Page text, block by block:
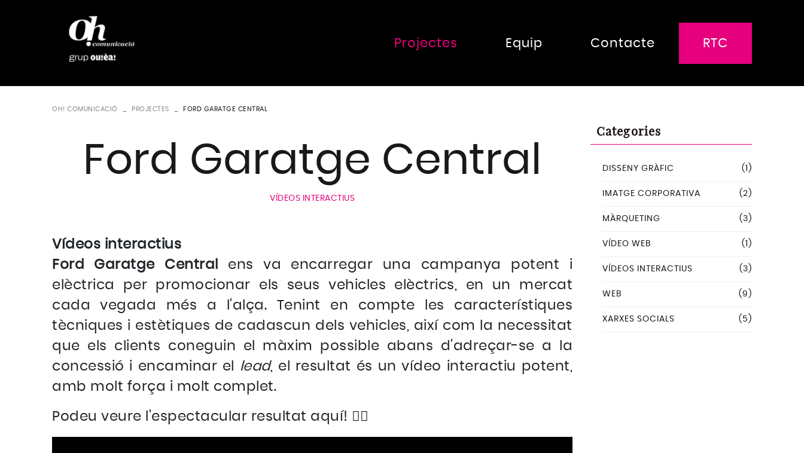
Projectes Equip Contacte RTC
OH! COMUNICACIÓ PROJECTES FORD GARATGE CENTRAL
Categories
DISSENY GRÀFIC (1)
IMATGE CORPORATIVA (2)
MÀRQUETING (3)
VÍDEO WEB (1)
VÍDEOS INTERACTIUS (3)
WEB (9)
XARXES SOCIALS (5)
Ford Garatge Central
VÍDEOS INTERACTIUS
Vídeos interactius
Ford Garatge Central
ens va encarregar una campanya potent i
elèctrica per promocionar els seus vehicles elèctrics, en un mercat
cada vegada més a l'alça. Tenint en compte les característiques
tècniques i estètiques de cadascun dels vehicles, així com la necessitat
que els clients coneguin el màxim possible abans d'adreçar-se a la
concessió i encaminar el lead, el resultat és un vídeo interactiu potent,
amb molt força i molt complet.
Podeu veure l'espectacular resultat aquí! 👇🏻